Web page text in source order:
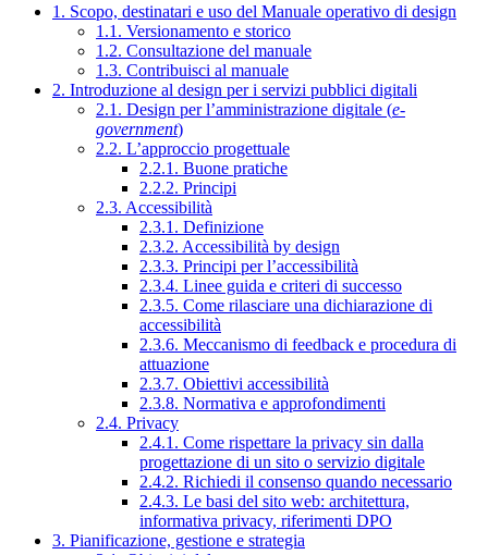
1. Scopo, destinatari e uso del Manuale operativo di design
1.1. Versionamento e storico
1.2. Consultazione del manuale
1.3. Contribuisci al manuale
2. Introduzione al design per i servizi pubblici digitali
2.1. Design per l’amministrazione digitale (e-
government)
2.2. L’approccio progettuale
2.2.1. Buone pratiche
2.2.2. Principi
2.3. Accessibilità
2.3.1. Definizione
2.3.2. Accessibilità by design
2.3.3. Principi per l’accessibilità
2.3.4. Linee guida e criteri di successo
2.3.5. Come rilasciare una dichiarazione di
accessibilità
2.3.6. Meccanismo di feedback e procedura di
attuazione
2.3.7. Obiettivi accessibilità
2.3.8. Normativa e approfondimenti
2.4. Privacy
2.4.1. Come rispettare la privacy sin dalla
progettazione di un sito o servizio digitale
2.4.2. Richiedi il consenso quando necessario
2.4.3. Le basi del sito web: architettura,
informativa privacy, riferimenti DPO
3. Pianificazione, gestione e strategia